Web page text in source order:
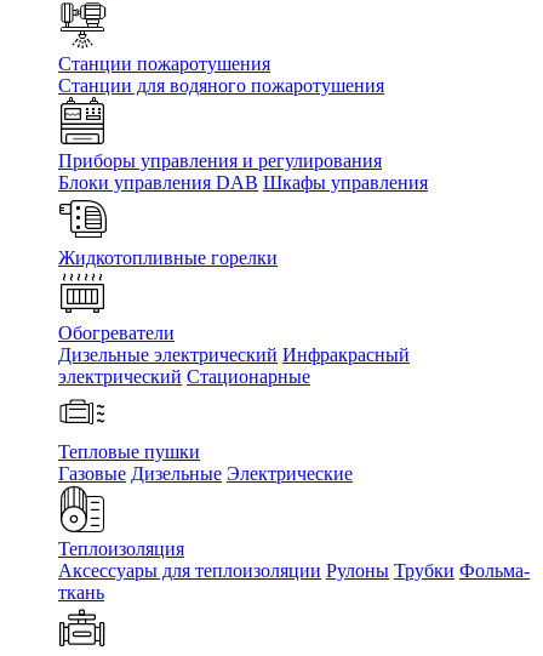
Станции пожаротушения
Станции для водяного пожаротушения
Приборы управления и регулирования
Блоки управления DAB Шкафы управления
Жидкотопливные горелки
Обогреватели
Дизельные электрический Инфракрасный
электрический Стационарные
Тепловые пушки
Газовые Дизельные Электрические
Теплоизоляция
Аксессуары для теплоизоляции Рулоны Трубки Фольма-
ткань